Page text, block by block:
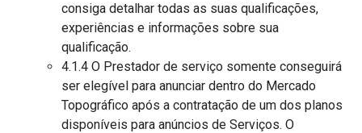
consiga detalhar todas as suas qualificações,
experiências e informações sobre sua
qualificação.
4.1.4 O Prestador de serviço somente conseguirá
ser elegível para anunciar dentro do Mercado
Topográfico após a contratação de um dos planos
disponíveis para anúncios de Serviços. O